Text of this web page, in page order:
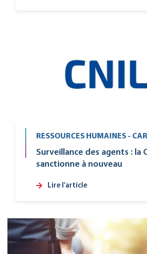
RESSOURCES HUMAINES -
Surveillance des agents : la
sanctionne à nouveau
Lire l'article